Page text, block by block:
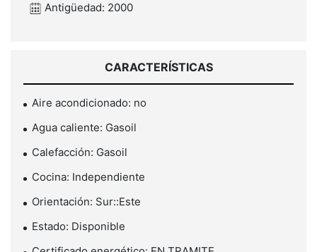
Antigüedad: 2000
CARACTERÍSTICAS
Aire acondicionado: no
Agua caliente: Gasoil
Calefacción: Gasoil
Cocina: Independiente
Orientación: Sur::Este
Estado: Disponible